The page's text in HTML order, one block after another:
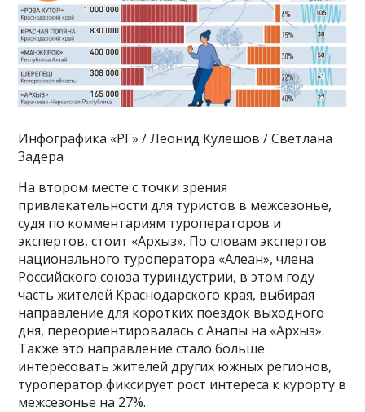
Инфографика «РГ» / Леонид Кулешов / Светлана
Задера
На втором месте с точки зрения
привлекательности для туристов в межсезонье,
судя по комментариям туроператоров и
экспертов, стоит «Архыз». По словам экспертов
национального туроператора «Алеан», члена
Российского союза туриндустрии, в этом году
часть жителей Краснодарского края, выбирая
направление для коротких поездок выходного
дня, переориентировалась с Анапы на «Архыз».
Также это направление стало больше
интересовать жителей других южных регионов,
туроператор фиксирует рост интереса к курорту в
межсезонье на 27%.